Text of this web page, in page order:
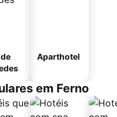
Aparthotel
em Ferno